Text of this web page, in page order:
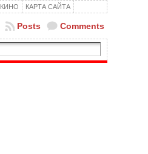
КИНО КАРТА САЙТА
Comments
Posts